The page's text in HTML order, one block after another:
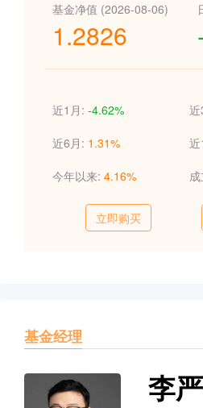
基金净值 (2026-08-06)
1.2826
近1月: -4.62%
近6月: 1.31%
今年以来: 4.16% 成
立即购买
基金经理
李严